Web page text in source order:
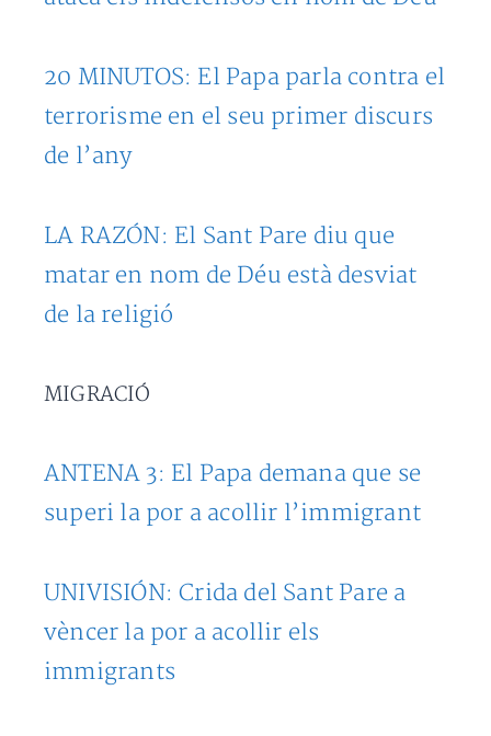
20 MINUTOS: El Papa parla contra el
terrorisme en el seu primer discurs
de l’any
LA RAZÓN: El Sant Pare diu que
matar en nom de Déu està desviat
de la religió
MIGRACIÓ
ANTENA 3: El Papa demana que se
superi la por a acollir l’immigrant
UNIVISIÓN: Crida del Sant Pare a
vèncer la por a acollir els
immigrants